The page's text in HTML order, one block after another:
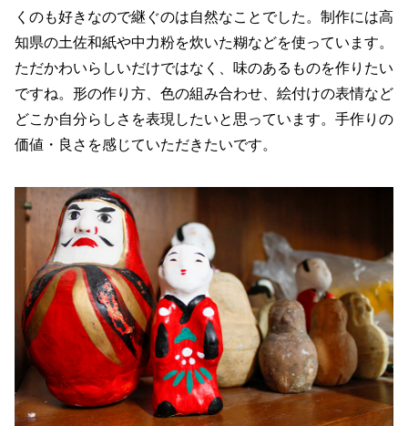
くのも好きなので継ぐのは自然なことでした。制作には高
知県の土佐和紙や中力粉を炊いた糊などを使っています。
ただかわいらしいだけではなく、味のあるものを作りたい
ですね。形の作り方、色の組み合わせ、絵付けの表情など
どこか自分らしさを表現したいと思っています。手作りの
価値・良さを感じていただきたいです。